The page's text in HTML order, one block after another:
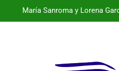
María Sanroma y Lorena